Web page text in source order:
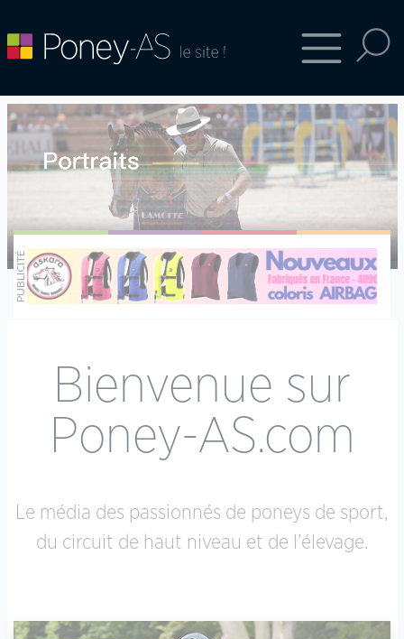
Bienvenue sur
Poney-AS.com
Le média des passionnés de poneys de sport,
du circuit de haut niveau et de l’élevage.